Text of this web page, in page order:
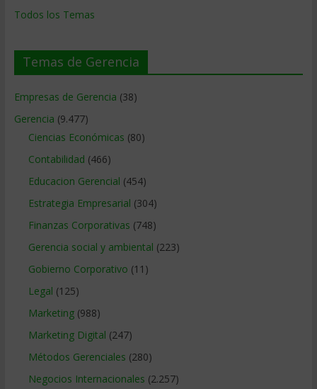
Todos los Temas
Temas de Gerencia
Empresas de Gerencia (38)
Gerencia (9.477)
Ciencias Económicas (80)
Contabilidad (466)
Educacion Gerencial (454)
Estrategia Empresarial (304)
Finanzas Corporativas (748)
Gerencia social y ambiental (223)
Gobierno Corporativo (11)
Legal (125)
Marketing(988)
Marketing Digital (247)
Métodos Gerenciales (280)
Negocios Internacionales (2.257)